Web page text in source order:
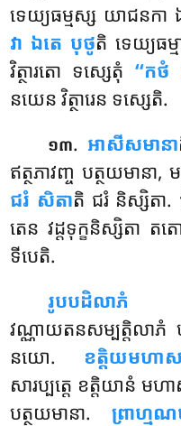
ទេយ្យធម្មស្ស យាជនកា
វា ឯតេ បុថូតិ ទេយ្យធម្
វិត្ថារតោ ទស្សេតុំ ‘‘ក
នយេន វិត្ថារេន ទស្សេតិ.
១៣. អាសីសមានា
ឥត្ថភាវញ្ច បត្ថយមានា,
ជរំ សិតាតិ ជរំ និស្សិតា. ជ
តេន វដ្ដទុក្ខនិស្សិតា ត
ទីបេតិ.
រូបបដិល
វណ្ណាយតនសម្បត្តិលាភំ
នយោ. ខត្តិយមហា
សារប្បត្តេ ខត្តិយានំ ម
បត្ថយមានា. ព្រាហ្ម